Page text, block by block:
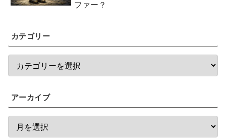
ファー？
カテゴリー
アーカイブ